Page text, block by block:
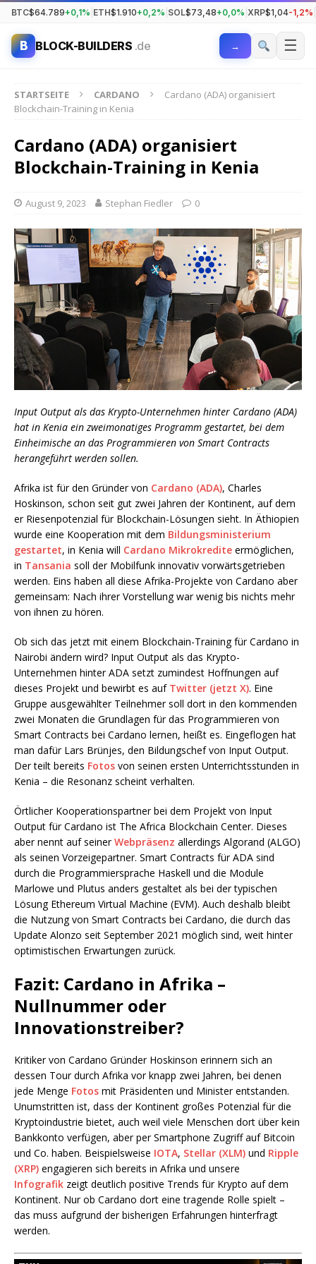
BTC$64.789+0,1% ETH$1.910+0,2% SOL$73,48+0,0% XRP$1,04-1,2%
B BLOCK-BUILDERS .de → ☰
STARTSEITE CARDANO
Cardano (ADA) organisiert
Blockchain-Training in Kenia
Cardano (ADA) organisiert
Blockchain-Training in Kenia
August 9, 2023 Stephan Fiedler 0
Input Output als das Krypto-Unternehmen hinter Cardano (ADA)
hat in Kenia ein zweimonatiges Programm gestartet, bei dem
Einheimische an das Programmieren von Smart Contracts
herangeführt werden sollen.
Afrika ist für den Gründer von Cardano (ADA), Charles
Hoskinson, schon seit gut zwei Jahren der Kontinent, auf dem
er Riesenpotenzial für Blockchain-Lösungen sieht. In Äthiopien
wurde eine Kooperation mit dem Bildungsministerium
gestartet, in Kenia will Cardano Mikrokredite ermöglichen,
in Tansania soll der Mobilfunk innovativ vorwärtsgetrieben
werden. Eins haben all diese Afrika-Projekte von Cardano aber
gemeinsam: Nach ihrer Vorstellung war wenig bis nichts mehr
von ihnen zu hören.
Ob sich das jetzt mit einem Blockchain-Training für Cardano in
Nairobi ändern wird? Input Output als das Krypto-
Unternehmen hinter ADA setzt zumindest Hoffnungen auf
dieses Projekt und bewirbt es auf Twitter (jetzt X). Eine
Gruppe ausgewählter Teilnehmer soll dort in den kommenden
zwei Monaten die Grundlagen für das Programmieren von
Smart Contracts bei Cardano lernen, heißt es. Eingeflogen hat
man dafür Lars Brünjes, den Bildungschef von Input Output.
Der teilt bereits Fotos von seinen ersten Unterrichtsstunden in
Kenia – die Resonanz scheint verhalten.
Örtlicher Kooperationspartner bei dem Projekt von Input
Output für Cardano ist The Africa Blockchain Center. Dieses
aber nennt auf seinerWebpräsenz allerdings Algorand (ALGO)
als seinen Vorzeigepartner. Smart Contracts für ADA sind
durch die Programmiersprache Haskell und die Module
Marlowe und Plutus anders gestaltet als bei der typischen
Lösung Ethereum Virtual Machine (EVM). Auch deshalb bleibt
die Nutzung von Smart Contracts bei Cardano, die durch das
Update Alonzo seit September 2021 möglich sind, weit hinter
optimistischen Erwartungen zurück.
Fazit: Cardano in Afrika –
Nullnummer oder
Innovationstreiber?
Kritiker von Cardano Gründer Hoskinson erinnern sich an
dessen Tour durch Afrika vor knapp zwei Jahren, bei denen
jede Menge Fotos mit Präsidenten und Minister entstanden.
Unumstritten ist, dass der Kontinent großes Potenzial für die
Kryptoindustrie bietet, auch weil viele Menschen dort über kein
Bankkonto verfügen, aber per Smartphone Zugriff auf Bitcoin
und Co. haben. Beispielsweise IOTA, Stellar (XLM) und Ripple
(XRP) engagieren sich bereits in Afrika und unsere
Infografik zeigt deutlich positive Trends für Krypto auf dem
Kontinent. Nur ob Cardano dort eine tragende Rolle spielt –
das muss aufgrund der bisherigen Erfahrungen hinterfragt
werden.